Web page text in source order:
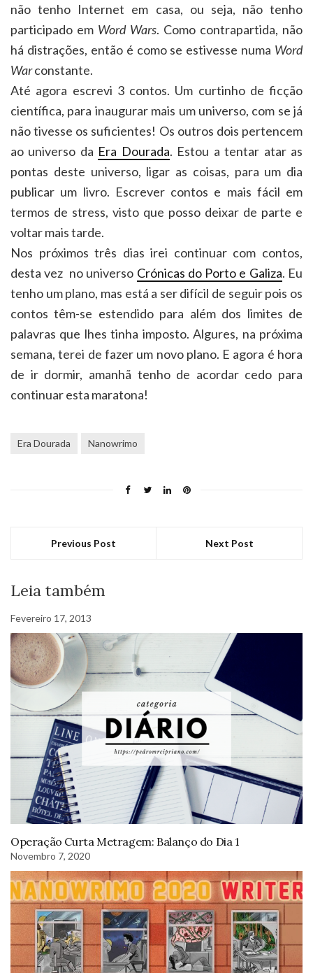
não tenho Internet em casa, ou seja, não tenho
participado em Word Wars. Como contrapartida, não
há distrações, então é como se estivesse numa Word
Warconstante.
Até agora escrevi 3 contos. Um curtinho de ficção
científica, para inaugurar mais um universo, com se já
não tivesse os suficientes! Os outros dois pertencem
ao universo da Era Dourada. Estou a tentar atar as
pontas deste universo, ligar as coisas, para um dia
publicar um livro. Escrever contos e mais fácil em
termos de stress, visto que posso deixar de parte e
voltar mais tarde.
Nos próximos três dias irei continuar com contos,
desta vez no universo Crónicas do Porto e Galiza. Eu
tenho um plano, mas está a ser difícil de seguir pois os
contos têm-se estendido para além dos limites de
palavras que lhes tinha imposto. Algures, na próxima
semana, terei de fazer um novo plano. E agora é hora
de ir dormir, amanhã tenho de acordar cedo para
continuar esta maratona!
Era Dourada Nanowrimo
Previous Post Next Post
Leia também
Fevereiro 17, 2013
Operação Curta Metragem: Balanço do Dia 1
Novembro 7, 2020